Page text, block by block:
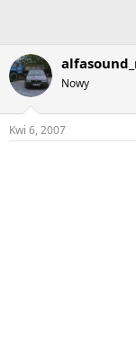
Nowy
Kwi 6, 2007